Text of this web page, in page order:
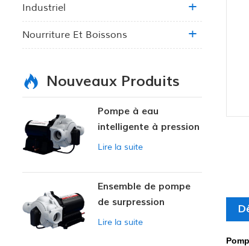
Industriel
Nourriture Et Boissons
Nouveaux Produits
Pompe à eau
intelligente à pression
variable
Lire la suite
Ensemble de pompe
de surpression
intelligente
Lire la suite